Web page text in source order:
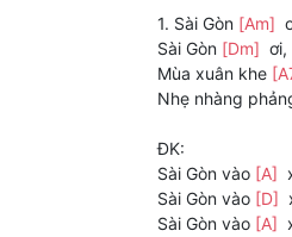
1. Sài Gòn [Am]
Sài Gòn [Dm] ơi,
Mùa xuân khe
Nhẹ nhàng
ĐK:
Sài Gòn vào [A]
Sài Gòn vào [D]
Sài Gòn vào [A]